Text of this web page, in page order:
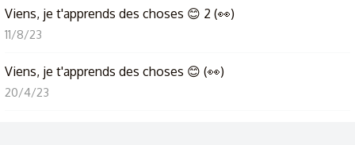
Viens, je t'apprends des choses 😊 2 (👀)
11/8/23
Viens, je t'apprends des choses 😊 (👀)
20/4/23